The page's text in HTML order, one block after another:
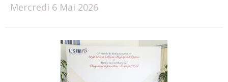
Mercredi 6 Mai 2026